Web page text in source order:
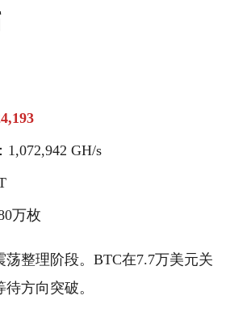
1,072,942 GH/s
万枚
荡整理阶段。BTC在7.7万美元关
方向突破。